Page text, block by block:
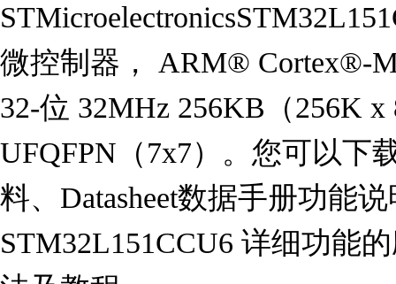
微控制器， ARM® Cortex®-
32-位 32MHz 256KB（256K x
UFQFPN（7x7）。您可以下
料、Datasheet数据手册功能
STM32L151CCU6 详细功能